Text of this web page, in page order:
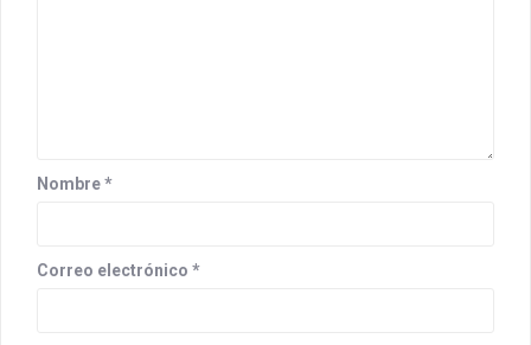
n
Nombre*
Correo electrónico *